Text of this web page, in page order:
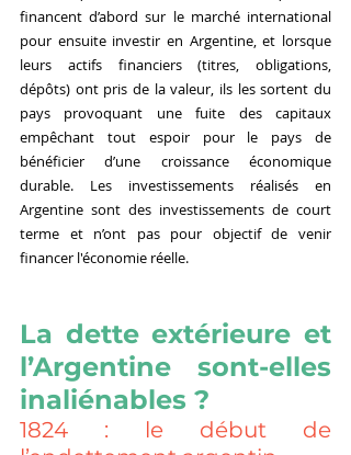
financent d’abord sur le marché international
pour ensuite investir en Argentine, et lorsque
leurs actifs financiers (titres, obligations,
dépôts) ont pris de la valeur, ils les sortent du
pays provoquant une fuite des capitaux
empêchant tout espoir pour le pays de
bénéficier d’une croissance économique
durable. Les investissements réalisés en
Argentine sont des investissements de court
terme et n’ont pas pour objectif de venir
financer l'économie réelle.
La dette extérieure et
l’Argentine sont-elles
inaliénables ?
1824 : le début de